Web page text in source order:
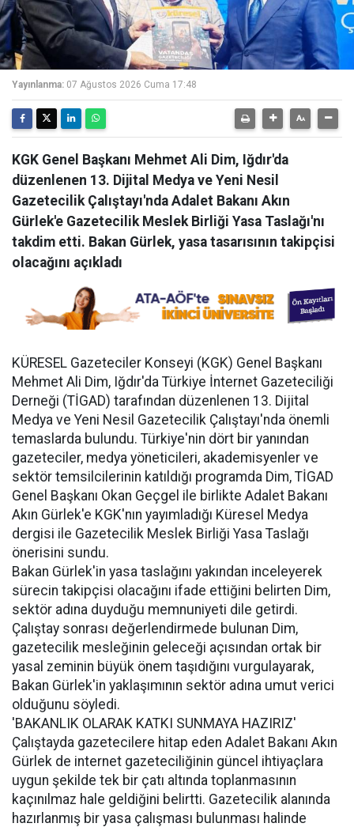
Yayınlanma: 07 Ağustos 2026 Cuma 17:48
KGK Genel Başkanı Mehmet Ali Dim, Iğdır'da
düzenlenen 13. Dijital Medya ve Yeni Nesil
Gazetecilik Çalıştayı'nda Adalet Bakanı Akın
Gürlek'e Gazetecilik Meslek Birliği Yasa Taslağı'nı
takdim etti. Bakan Gürlek, yasa tasarısının takipçisi
olacağını açıkladı
KÜRESEL Gazeteciler Konseyi (KGK) Genel Başkanı
Mehmet Ali Dim, Iğdır'da Türkiye İnternet Gazeteciliği
Derneği (TİGAD) tarafından düzenlenen 13. Dijital
Medya ve Yeni Nesil Gazetecilik Çalıştayı'nda önemli
temaslarda bulundu. Türkiye'nin dört bir yanından
gazeteciler, medya yöneticileri, akademisyenler ve
sektör temsilcilerinin katıldığı programda Dim, TİGAD
Genel Başkanı Okan Geçgel ile birlikte Adalet Bakanı
Akın Gürlek'e KGK'nın yayımladığı Küresel Medya
dergisi ile Gazetecilik Meslek Birliği Yasa Taslağı
önerisini sundu.
Bakan Gürlek'in yasa taslağını yakından inceleyerek
sürecin takipçisi olacağını ifade ettiğini belirten Dim,
sektör adına duyduğu memnuniyeti dile getirdi.
Çalıştay sonrası değerlendirmede bulunan Dim,
gazetecilik mesleğinin geleceği açısından ortak bir
yasal zeminin büyük önem taşıdığını vurgulayarak,
Bakan Gürlek'in yaklaşımının sektör adına umut verici
olduğunu söyledi.
'BAKANLIK OLARAK KATKI SUNMAYA HAZIRIZ'
Çalıştayda gazetecilere hitap eden Adalet Bakanı Akın
Gürlek de internet gazeteciliğinin güncel ihtiyaçlara
uygun şekilde tek bir çatı altında toplanmasının
kaçınılmaz hale geldiğini belirtti. Gazetecilik alanında
hazırlanmış bir yasa çalışması bulunması halinde